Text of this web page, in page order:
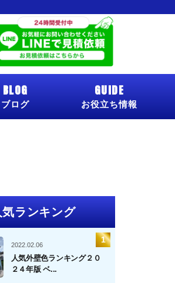
BLOG
ブログ
GUIDE
お役立ち情報
気ランキング
2022.02.06
人気外壁色ランキング２０
２４年版 ベ...